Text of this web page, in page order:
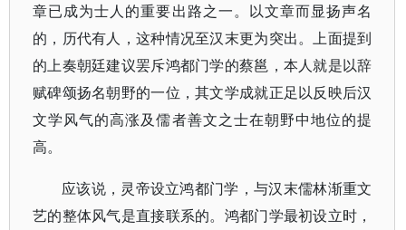
章已成为士人的重要出路之一。以文章而显扬声名
的，历代有人，这种情况至汉末更为突出。上面提到
的上奏朝廷建议罢斥鸿都门学的蔡邕，本人就是以辞
赋碑颂扬名朝野的一位，其文学成就正足以反映后汉
文学风气的高涨及儒者善文之士在朝野中地位的提
高。
应该说，灵帝设立鸿都门学，与汉末儒林渐重文
艺的整体风气是直接联系的。鸿都门学最初设立时，